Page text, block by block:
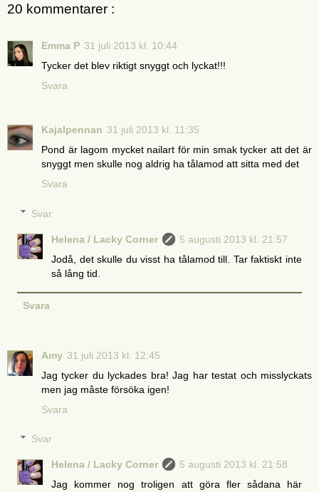
20 kommentarer :
Emma P 31 juli 2013 kl. 10:44
Tycker det blev riktigt snyggt och lyckat!!!
Svara
Kajalpennan 31 juli 2013 kl. 11:35
Pond är lagom mycket nailart för min smak tycker att det är
snyggt men skulle nog aldrig ha tålamod att sitta med det
Svara
Svar
Helena / Lacky Corner
5 augusti 2013 kl. 21:57
Jodå, det skulle du visst ha tålamod till. Tar faktiskt inte
så lång tid.
Svara
Amy 31 juli 2013 kl. 12:45
Jag tycker du lyckades bra! Jag har testat och misslyckats
men jag måste försöka igen!
Svara
Svar
Helena / Lacky Corner
5 augusti 2013 kl. 21:58
Jag kommer nog troligen att göra fler sådana här